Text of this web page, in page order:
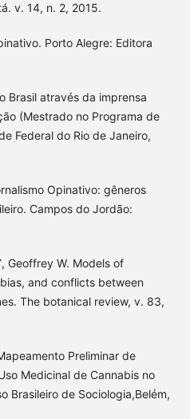
v. 14, n. 2, 2015.
Porto Alegre: Editora
Brasil através da imprensa
(Mestrado no Programa de
Federal do Rio de Janeiro,
Opinativo: gêneros
Campos do Jordão:
Geoffrey W. Models of
and conflicts between
The botanical review, v. 83,
Preliminar de
Medicinal de Cannabis no
Brasileiro de Sociologia,Belém,